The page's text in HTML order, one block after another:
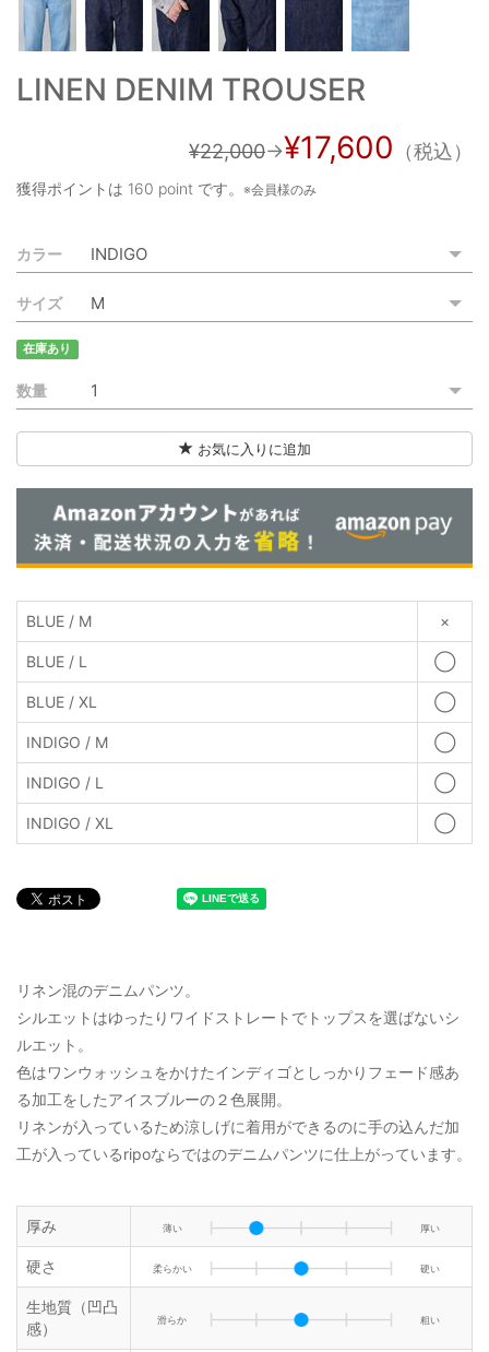
お買い物カゴ
ご利用ガイド
ご利用規約
LINEN DENIM TROUSER
¥22,000→¥17,600 （税込）
獲得ポイントは 160 point です。 ※会員様のみ
カラー
サイズ
在庫あり
数量
お気に入りに追加
BLUE / M ×
BLUE / L ◯
BLUE / XL ◯
INDIGO / M ◯
INDIGO / L ◯
INDIGO / XL ◯
リネン混のデニムパンツ。
シルエットはゆったりワイドストレートでトップスを選ばないシ
ルエット。
色はワンウォッシュをかけたインディゴとしっかりフェード感あ
る加工をしたアイスブルーの２色展開。
リネンが入っているため涼しげに着用ができるのに手の込んだ加
工が入っているripoならではのデニムパンツに仕上がっています。
厚み 薄い 厚い
硬さ 柔らかい 硬い
生地質（凹凸
感）
滑らか 粗い